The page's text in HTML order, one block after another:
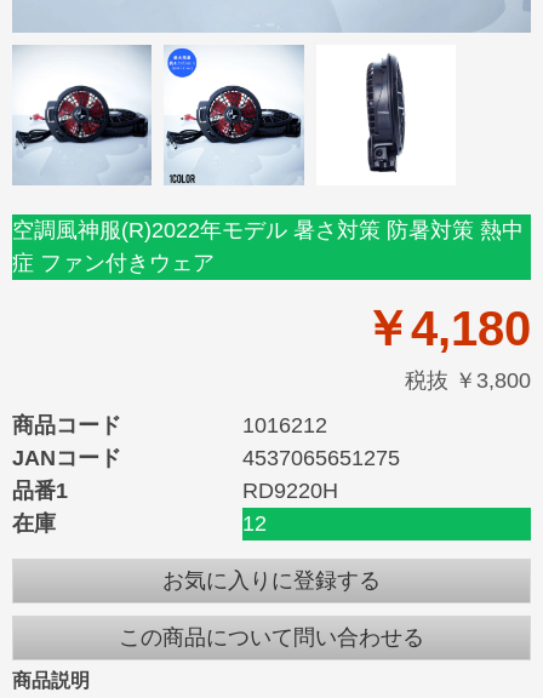
空調風神服(R)2022年モデル 暑さ対策 防暑対策 熱中
症 ファン付きウェア
￥4,180
税抜 ￥3,800
商品コード
1016212
JANコード
4537065651275
品番1
RD9220H
在庫
12
お気に入りに登録する
この商品について問い合わせる
商品説明